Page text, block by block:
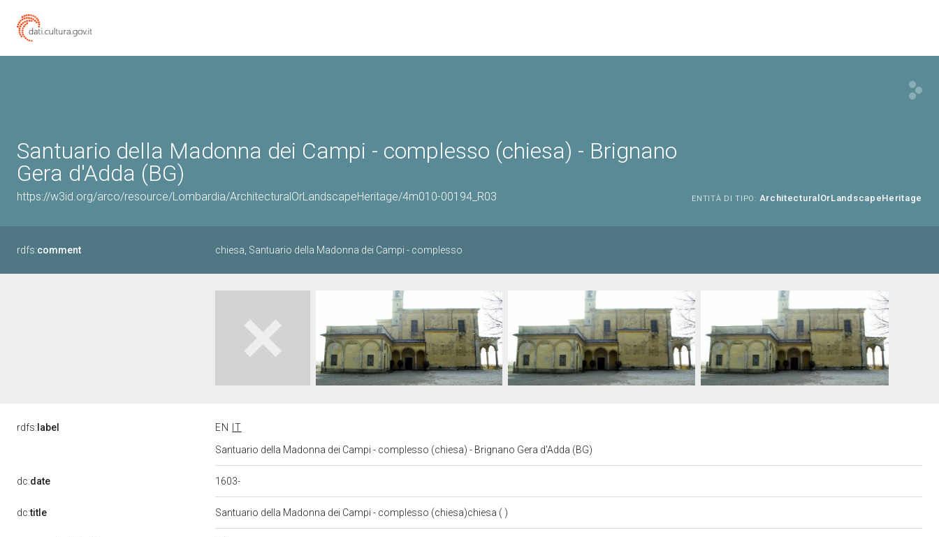
Santuario della Madonna dei Campi - complesso (chiesa) - Brignano
Gera d'Adda (BG)
https://w3id.org/arco/resource/Lombardia/ArchitecturalOrLandscapeHeritage/4m010-00194_R03 ENTITÀ DI TIPO: ArchitecturalOrLandscapeHeritage
rdfs:comment chiesa, Santuario della Madonna dei Campi - complesso
rdfs: label EN
IT
Santuario della Madonna dei Campi - complesso (chiesa) - Brignano Gera d'Adda (BG)
dc:date 1603-
dc:title Santuario della Madonna dei Campi - complesso (chiesa)chiesa ( )